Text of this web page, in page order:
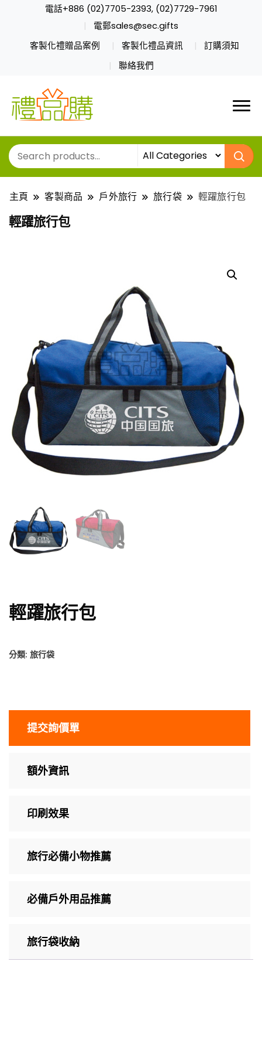
電話+886 (02)7705-2393, (02)7729-7961
電郵sales@sec.gifts
客製化禮贈品案例
客製化禮品資訊
訂購須知
聯絡我們
主頁 客製商品 戶外旅行 旅行袋 輕躍旅行包
輕躍旅行包
輕躍旅行包
分類: 旅行袋
提交詢價單
額外資訊
印刷效果
旅行必備小物推薦
必備戶外用品推薦
旅行袋收納